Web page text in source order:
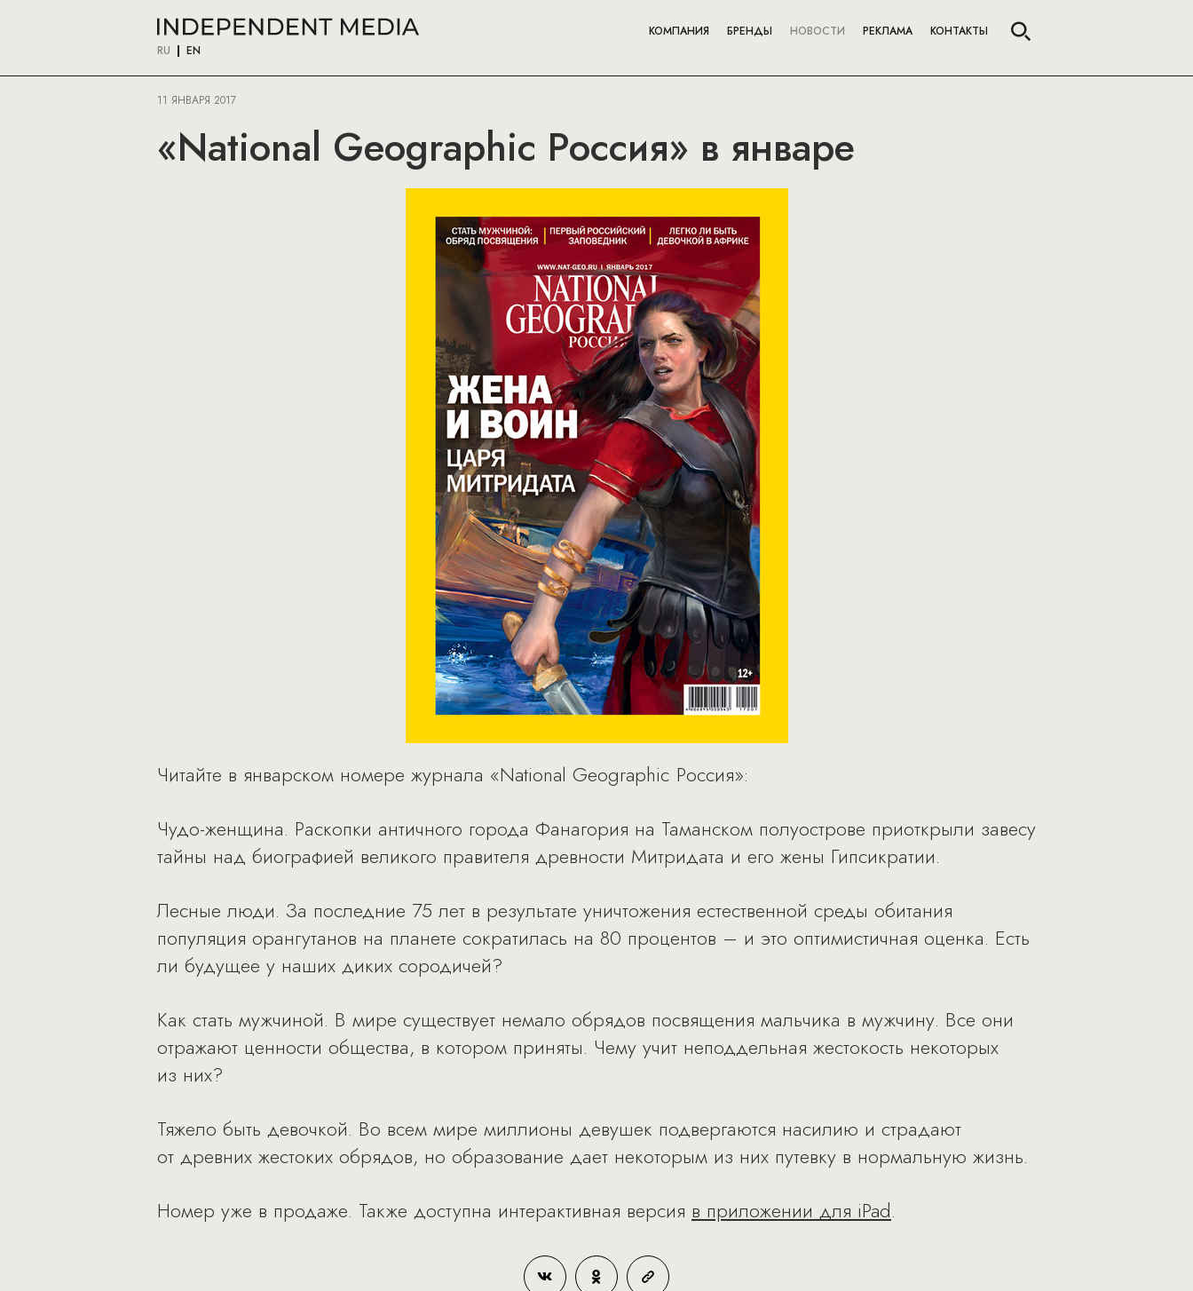
RU EN
КОМПАНИЯ БРЕНДЫ НОВОСТИ РЕКЛАМА КОНТАКТЫ
11 ЯНВАРЯ 2017
«National Geographic Россия» в январе
Читайте в январском номере журнала «National Geographic Россия»:
Чудо-женщина. Раскопки античного города Фанагория на Таманском полуострове приоткрыли завесу
тайны над биографией великого правителя древности Митридата и его жены Гипсикратии.
Лесные люди. За последние 75 лет в результате уничтожения естественной среды обитания
популяция орангутанов на планете сократилась на 80 процентов – и это оптимистичная оценка. Есть
ли будущее у наших диких сородичей?
Как стать мужчиной. В мире существует немало обрядов посвящения мальчика в мужчину. Все они
отражают ценности общества, в котором приняты. Чему учит неподдельная жестокость некоторых
из них?
Тяжело быть девочкой. Во всем мире миллионы девушек подвергаются насилию и страдают
от древних жестоких обрядов, но образование дает некоторым из них путевку в нормальную жизнь.
Номер уже в продаже. Также доступна интерактивная версия в приложении для iPad.